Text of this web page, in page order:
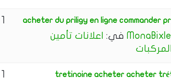
acheter du priligy en ligne commander
في: اعلانات تأمين
tretinoine acheter acheter